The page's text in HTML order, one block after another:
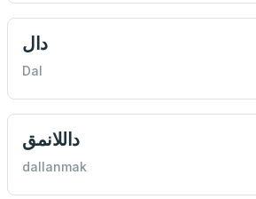
دال
Dal
داللانمق
dallanmak